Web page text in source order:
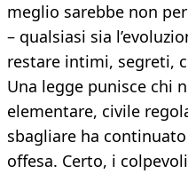
meglio sarebbe non
– qualsiasi sia
restare intimi, segreti,
Una legge punisce chi
elementare, civile
sbagliare ha
offesa. Certo, i